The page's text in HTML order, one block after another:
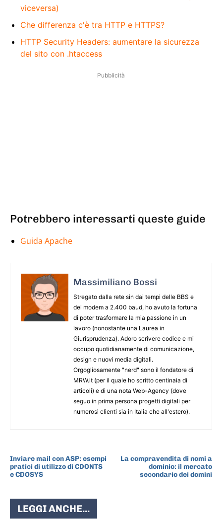
viceversa)
Che differenza c'è tra HTTP e HTTPS?
HTTP Security Headers: aumentare la sicurezza
del sito con .htaccess
Pubblicità
Potrebbero interessarti queste guide
Guida Apache
Massimiliano Bossi
Stregato dalla rete sin dai tempi delle BBS e
dei modem a 2.400 baud, ho avuto la fortuna
di poter trasformare la mia passione in un
lavoro (nonostante una Laurea in
Giurisprudenza). Adoro scrivere codice e mi
occupo quotidianamente di comunicazione,
design e nuovi media digitali.
Orgogliosamente "nerd" sono il fondatore di
MRW.it (per il quale ho scritto centinaia di
articoli) e di una nota Web-Agency (dove
seguo in prima persona progetti digitali per
numerosi clienti sia in Italia che all'estero).
Inviare mail con ASP: esempi
pratici di utilizzo di CDONTS
e CDOSYS
La compravendita di nomi a
dominio: il mercato
secondario dei domini
LEGGI ANCHE...